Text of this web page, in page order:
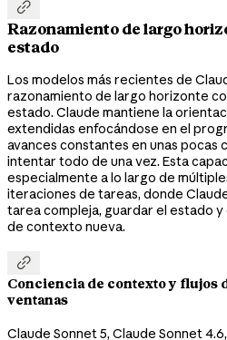

Razonamiento de largo
estado
Los modelos más recientes de
razonamiento de largo horizonte
estado. Claude mantiene la
extendidas enfocándose en el
avances constantes en unas pocas
intentar todo de una vez. Esta
especialmente a lo largo de
iteraciones de tareas, donde
tarea compleja, guardar el estado
de contexto nueva.

Conciencia de contexto y flujos
ventanas
Claude Sonnet 5, Claude Sonnet